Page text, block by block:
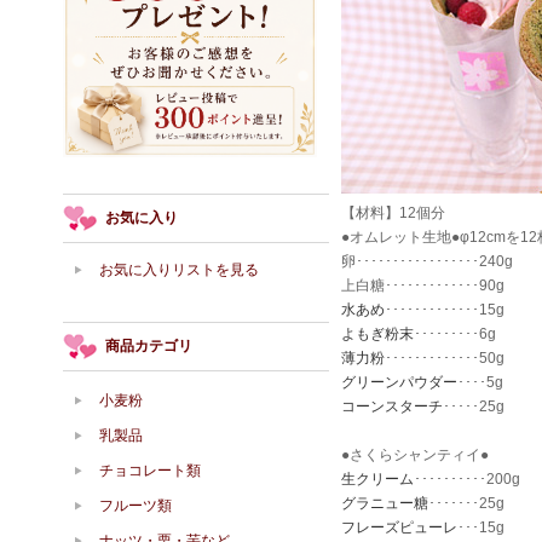
【材料】12個分
●オムレット生地●φ12cmを12
卵･････････････････240g
上白糖･････････････90g
水あめ ･････････････15g
よもぎ粉末･････････6g
薄力粉･････････････50g
グリーンパウダー ････5g
コーンスターチ ･････25g
●さくらシャンティイ●
生クリーム ･･････････200g
グラニュー糖･･･････25g
フレーズピューレ ･･･15g
お気に入り
お気に入りリストを見る
商品カテゴリ
小麦粉
乳製品
チョコレート類
フルーツ類